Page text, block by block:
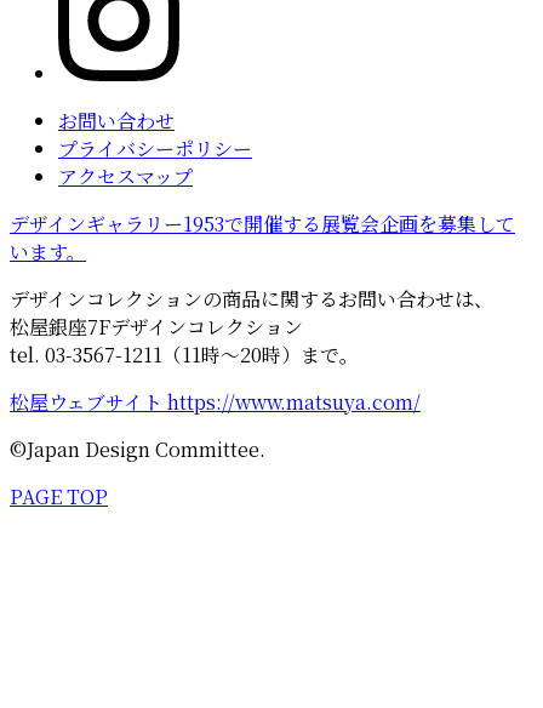
お問い合わせ
プライバシーポリシー
アクセスマップ
デザインギャラリー1953で開催する展覧会企画を募集して
います。
デザインコレクションの商品に関するお問い合わせは、
松屋銀座7Fデザインコレクション
tel. 03-3567-1211（11時～20時）まで。
松屋ウェブサイト https://www.matsuya.com/
©Japan Design Committee.
PAGE TOP